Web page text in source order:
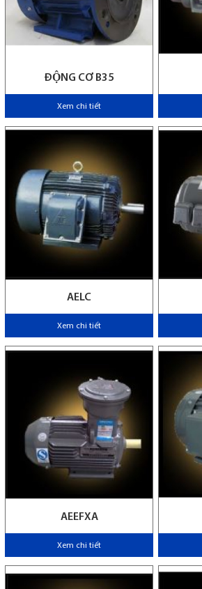
ĐỘNG CƠ B35
Xem chi tiết
AELC
Xem chi tiết
AEEFXA
Xem chi tiết